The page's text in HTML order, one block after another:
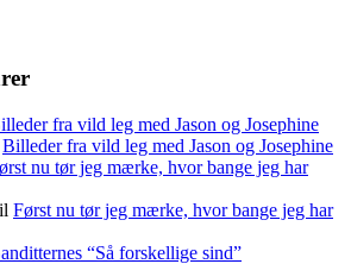
fra vild leg med Jason og Josephine
Billeder fra vild leg med Jason og Josephine
nu tør jeg mærke, hvor bange jeg har
Først nu tør jeg mærke, hvor bange jeg har
“Så forskellige sind”